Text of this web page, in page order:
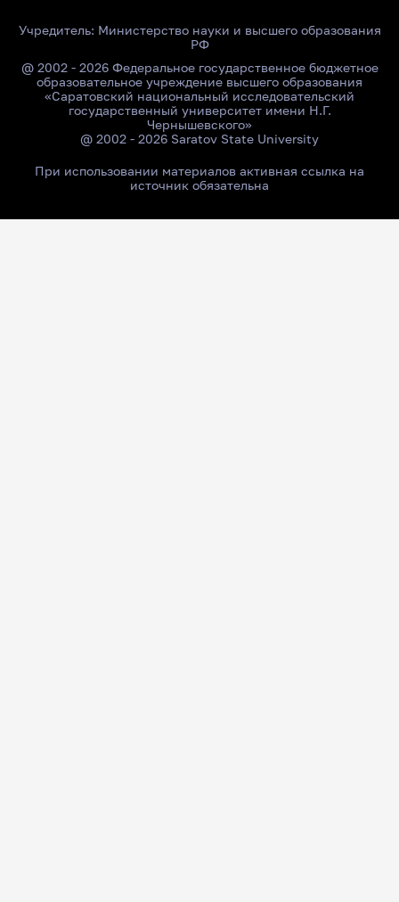
Учредитель: Министерство науки и высшего образования
РФ
@ 2002 - 2026 Федеральное государственное бюджетное
образовательное учреждение высшего образования
«Саратовский национальный исследовательский
государственный университет имени Н.Г.
Чернышевского»
@ 2002 - 2026 Saratov State University
При использовании материалов активная ссылка на
источник обязательна